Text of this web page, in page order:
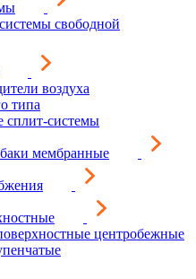
свободной
воздуха
типа
системы
мембранные
центробежные